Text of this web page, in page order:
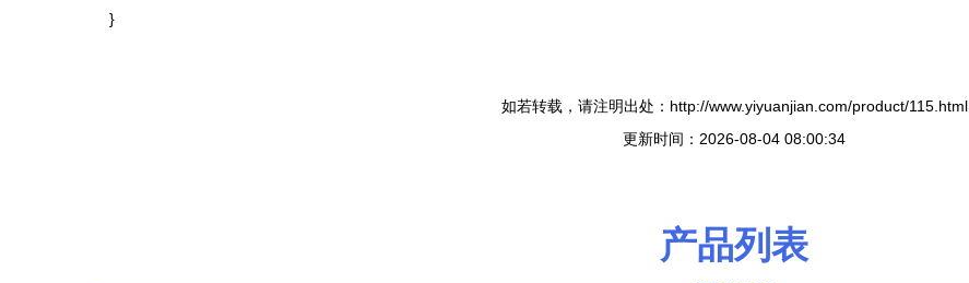
}
如若转载，请注明出处：http://www.yiyuanjian.com/product/115.html
更新时间：2026-08-04 08:00:34
产品列表